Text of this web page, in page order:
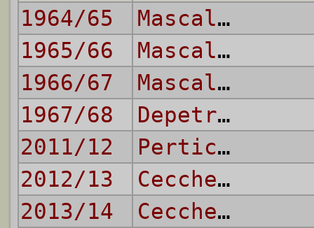
1964/65
Mascalaito
1965/66
Mascalaito
1966/67
Mascalaito
1967/68
Depetrini
2011/12
Perticone
2012/13
Ceccherini
2013/14
Ceccherini